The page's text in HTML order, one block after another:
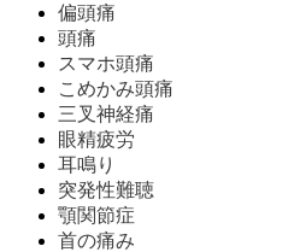
偏頭痛
頭痛
スマホ頭痛
こめかみ頭痛
三叉神経痛
眼精疲労
耳鳴り
突発性難聴
顎関節症
首の痛み